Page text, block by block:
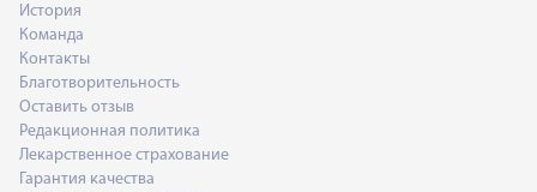
История
Команда
Контакты
Благотворительность
Оставить отзыв
Редакционная политика
Лекарственное страхование
Гарантия качества